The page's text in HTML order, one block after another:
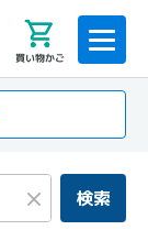
買い物かご
× 検索